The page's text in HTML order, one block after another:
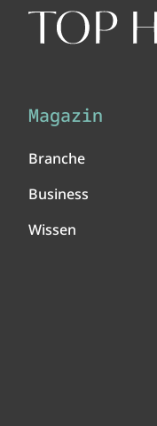
Magazin
Branche
Business
Wissen